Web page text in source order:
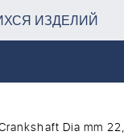
ИЗДЕЛИЙ
Dia mm